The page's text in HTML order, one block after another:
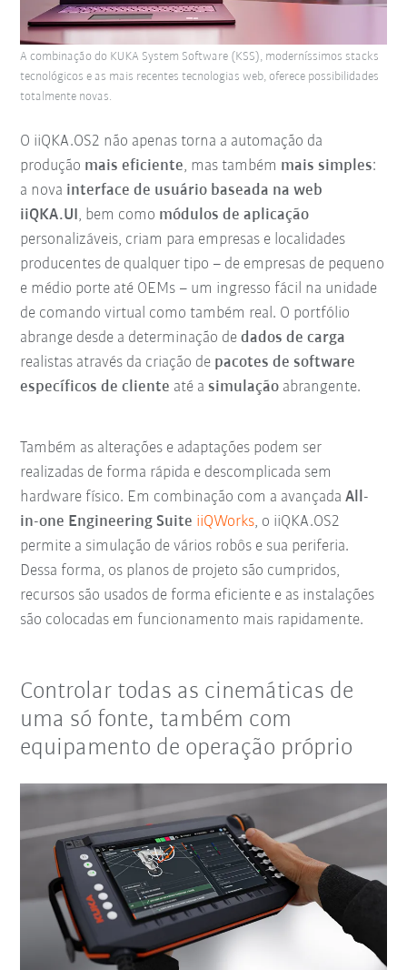
O iiQKA.OS2 não apenas torna a automação da
produção mais eficiente, mas também mais simples:
a nova interface de usuário baseada na web
iiQKA.UI, bem como módulos de aplicação
personalizáveis, criam para empresas e localidades
producentes de qualquer tipo – de empresas de pequeno
e médio porte até OEMs – um ingresso fácil na unidade
de comando virtual como também real. O portfólio
abrange desde a determinação dedados de carga
realistas através da criação de pacotes de software
específicos de cliente até asimulação abrangente.
A combinação do KUKA System Software (KSS), moderníssimos stacks
tecnológicos e as mais recentes tecnologias web, oferece possibilidades
totalmente novas.
Também as alterações e adaptações podem ser
realizadas de forma rápida e descomplicada sem
hardware físico. Em combinação com a avançadaAll-
in-one Engineering Suite iiQWorks, o iiQKA.OS2
permite a simulação de vários robôs e sua periferia.
Dessa forma, os planos de projeto são cumpridos,
recursos são usados de forma eficiente e as instalações
são colocadas em funcionamento mais rapidamente.
Controlar todas as cinemáticas de
uma só fonte, também com
equipamento de operação próprio